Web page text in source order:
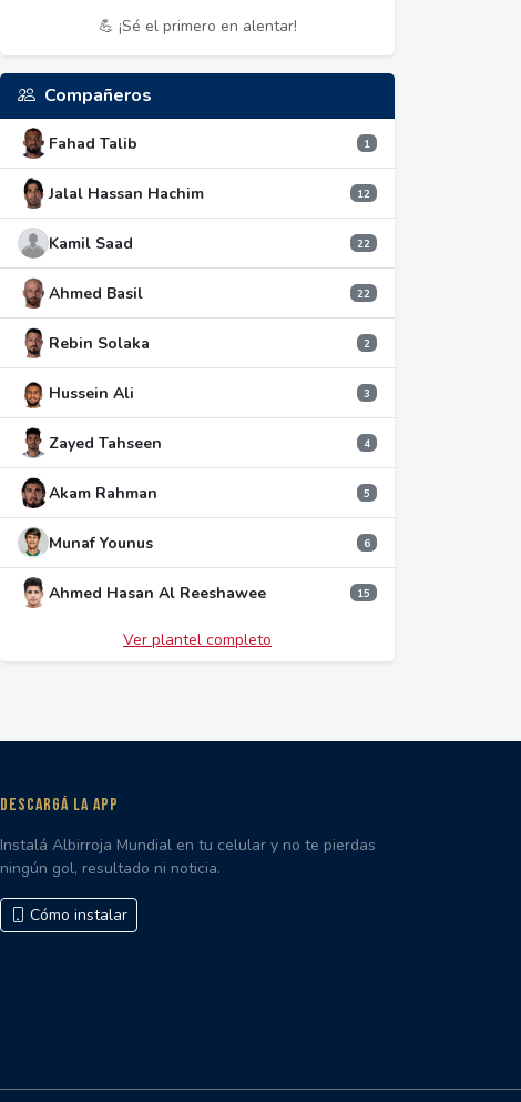
💪 ¡Sé el primero en alentar!
Compañeros
Fahad Talib 1
Jalal Hassan Hachim 12
Kamil Saad 22
Ahmed Basil 22
Rebin Solaka 2
Hussein Ali 3
Zayed Tahseen 4
Akam Rahman 5
Munaf Younus 6
Ahmed Hasan Al Reeshawee 15
Ver plantel completo
DESCARGÁ LA APP
Instalá Albirroja Mundial en tu celular y no te pierdas
ningún gol, resultado ni noticia.
Cómo instalar